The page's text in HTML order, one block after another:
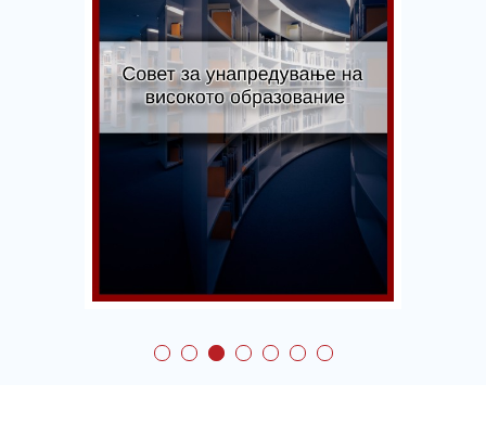
Совет за
високото
образование